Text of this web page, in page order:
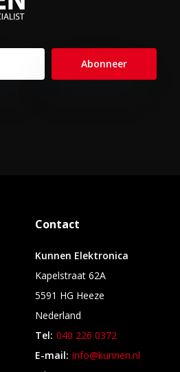
Abonneer
Contact
Kunnen Elektronica
Kapelstraat 62A
5591 HG Heeze
Nederland
Tel: 040 226 0372
E-mail: info@kunnen.nl